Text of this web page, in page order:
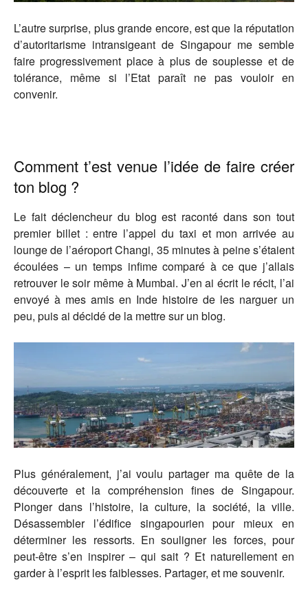
L’autre surprise, plus grande encore, est que la réputation
d’autoritarisme intransigeant de Singapour me semble
faire progressivement place à plus de souplesse et de
tolérance, même si l’Etat paraît ne pas vouloir en
convenir.
Comment t’est venue l’idée de faire créer
ton blog ?
Le fait déclencheur du blog est raconté dans son tout
premier billet : entre l’appel du taxi et mon arrivée au
lounge de l’aéroport Changi, 35 minutes à peine s’étaient
écoulées – un temps infime comparé à ce que j’allais
retrouver le soir même à Mumbai. J’en ai écrit le récit, l’ai
envoyé à mes amis en Inde histoire de les narguer un
peu, puis ai décidé de la mettre sur un blog.
Plus généralement, j’ai voulu partager ma quête de la
découverte et la compréhension fines de Singapour.
Plonger dans l’histoire, la culture, la société, la ville.
Désassembler l’édifice singapourien pour mieux en
déterminer les ressorts. En souligner les forces, pour
peut-être s’en inspirer – qui sait ? Et naturellement en
garder à l’esprit les faiblesses. Partager, et me souvenir.